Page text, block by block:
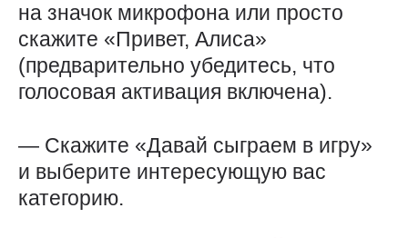
на значок микрофона или просто
скажите «Привет, Алиса»
(предварительно убедитесь, что
голосовая активация включена).
— Скажите «Давай сыграем в игру»
и выберите интересующую вас
категорию.